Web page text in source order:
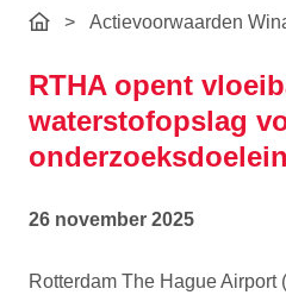
> Actievoorwaarden
RTHA opent
waterstofopslag
26 november 2025
Rotterdam The Hague